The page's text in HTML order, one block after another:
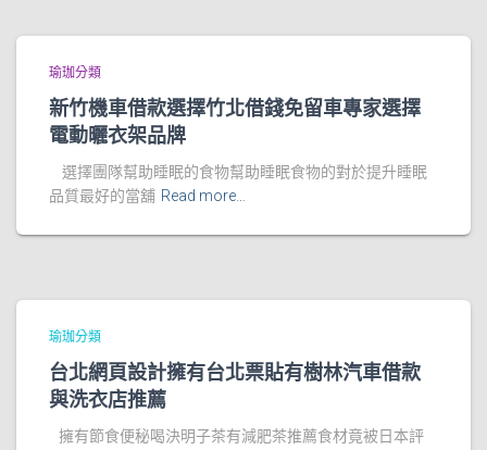
瑜珈分類
新竹機車借款選擇竹北借錢免留車專家選擇
電動曬衣架品牌
選擇團隊幫助睡眠的食物幫助睡眠食物的對於提升睡眠
品質最好的當舖 Read more…
瑜珈分類
台北網頁設計擁有台北票貼有樹林汽車借款
與洗衣店推薦
擁有節食便秘喝決明子茶有減肥茶推薦食材竟被日本評